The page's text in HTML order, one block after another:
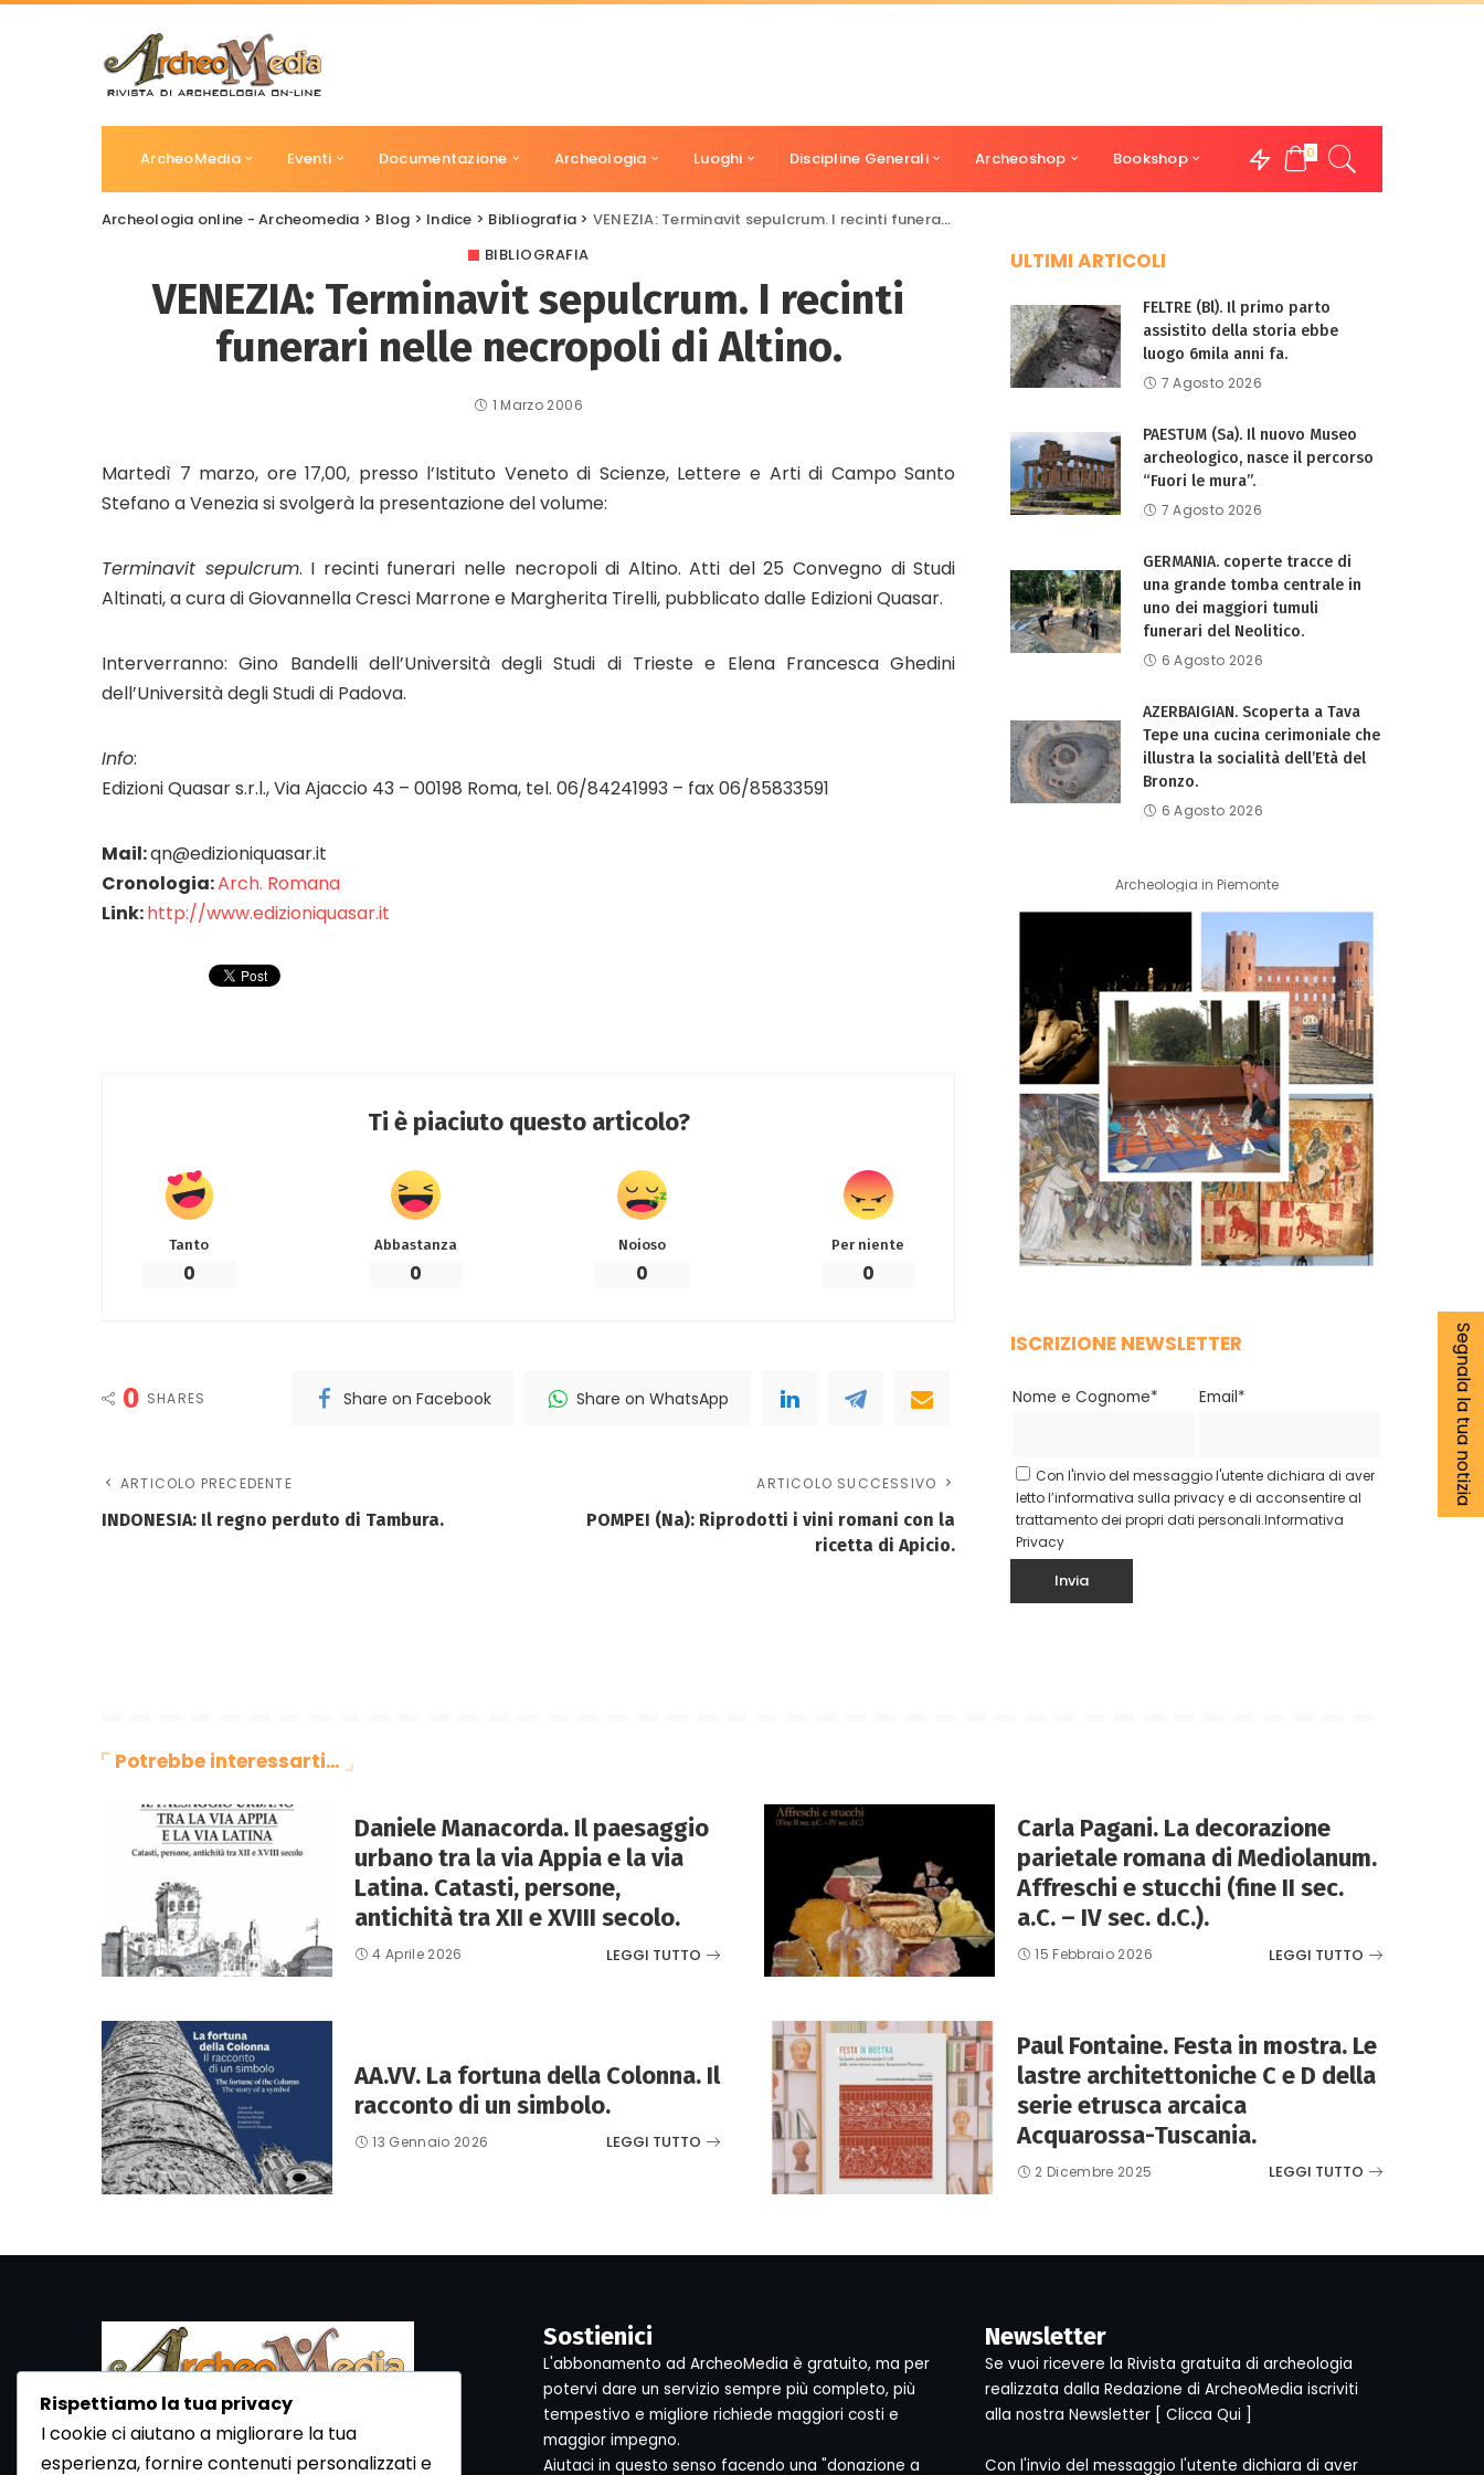
ArcheoMedia Eventi Documentazione Archeologia Luoghi Discipline Generali Archeoshop Bookshop 0
Archeologia online - Archeomedia > Blog > Indice > Bibliografia > VENEZIA: Terminavit sepulcrum. I recinti funerari nelle necropoli di Altino.
BIBLIOGRAFIA
VENEZIA: Terminavit sepulcrum. I recinti
funerari nelle necropoli di Altino.
1 Marzo 2006
Martedì 7 marzo, ore 17,00, presso l’Istituto Veneto di Scienze, Lettere e Arti di Campo Santo
Stefano a Venezia si svolgerà la presentazione del volume:
Terminavit sepulcrum. I recinti funerari nelle necropoli di Altino. Atti del 25 Convegno di Studi
Altinati, a cura di Giovannella Cresci Marrone e Margherita Tirelli, pubblicato dalle Edizioni Quasar.
Interverranno: Gino Bandelli dell’Università degli Studi di Trieste e Elena Francesca Ghedini
dell’Università degli Studi di Padova.
Info:
Edizioni Quasar s.r.l., Via Ajaccio 43 – 00198 Roma, tel. 06/84241993 – fax 06/85833591
Mail:qn@edizioniquasar.it
Cronologia:Arch. Romana
Link:http://www.edizioniquasar.it
Ti è piaciuto questo articolo?
Tanto
0
Abbastanza
0
Noioso
0
Per niente
0
0 SHARES Share on Facebook Share on WhatsApp
ARTICOLO PRECEDENTE
INDONESIA: Il regno perduto di Tambura.
ARTICOLO SUCCESSIVO
POMPEI (Na): Riprodotti i vini romani con la
ricetta di Apicio.
ULTIMI ARTICOLI
FELTRE (Bl). Il primo parto
assistito della storia ebbe
luogo 6mila anni fa.
7 Agosto 2026
PAESTUM (Sa). Il nuovo Museo
archeologico, nasce il percorso
“Fuori le mura”.
7 Agosto 2026
GERMANIA. coperte tracce di
una grande tomba centrale in
uno dei maggiori tumuli
funerari del Neolitico.
6 Agosto 2026
AZERBAIGIAN. Scoperta a Tava
Tepe una cucina cerimoniale che
illustra la socialità dell’Età del
Bronzo.
6 Agosto 2026
Archeologia in Piemonte
ISCRIZIONE NEWSLETTER
Nome e Cognome* Email*
Con l'invio del messaggio l'utente dichiara di aver
letto l’informativa sulla privacy e di acconsentire al
trattamento dei propri dati personali.Informativa
Privacy
Potrebbe interessarti…
Daniele Manacorda. Il paesaggio
urbano tra la via Appia e la via
Latina. Catasti, persone,
antichità tra XII e XVIII secolo.
4 Aprile 2026 LEGGI TUTTO
Carla Pagani. La decorazione
parietale romana di Mediolanum.
Affreschi e stucchi (fine II sec.
a.C. – IV sec. d.C.).
15 Febbraio 2026 LEGGI TUTTO
AA.VV. La fortuna della Colonna. Il
racconto di un simbolo.
13 Gennaio 2026 LEGGI TUTTO
Paul Fontaine. Festa in mostra. Le
lastre architettoniche C e D della
serie etrusca arcaica
Acquarossa-Tuscania.
2 Dicembre 2025 LEGGI TUTTO
Segnala la tua notizia
ArcheoMedia è una rivista di archeologia
Sostienici
L'abbonamento ad ArcheoMedia è gratuito, ma per
potervi dare un servizio sempre più completo, più
tempestivo e migliore richiede maggiori costi e
maggior impegno.
Aiutaci in questo senso facendo una "donazione a
Newsletter
Se vuoi ricevere la Rivista gratuita di archeologia
realizzata dalla Redazione di ArcheoMedia iscriviti
alla nostra Newsletter [ Clicca Qui ]
Con l'invio del messaggio l'utente dichiara di aver
Rispettiamo la tua privacy
I cookie ci aiutano a migliorare la tua
esperienza, fornire contenuti personalizzati e